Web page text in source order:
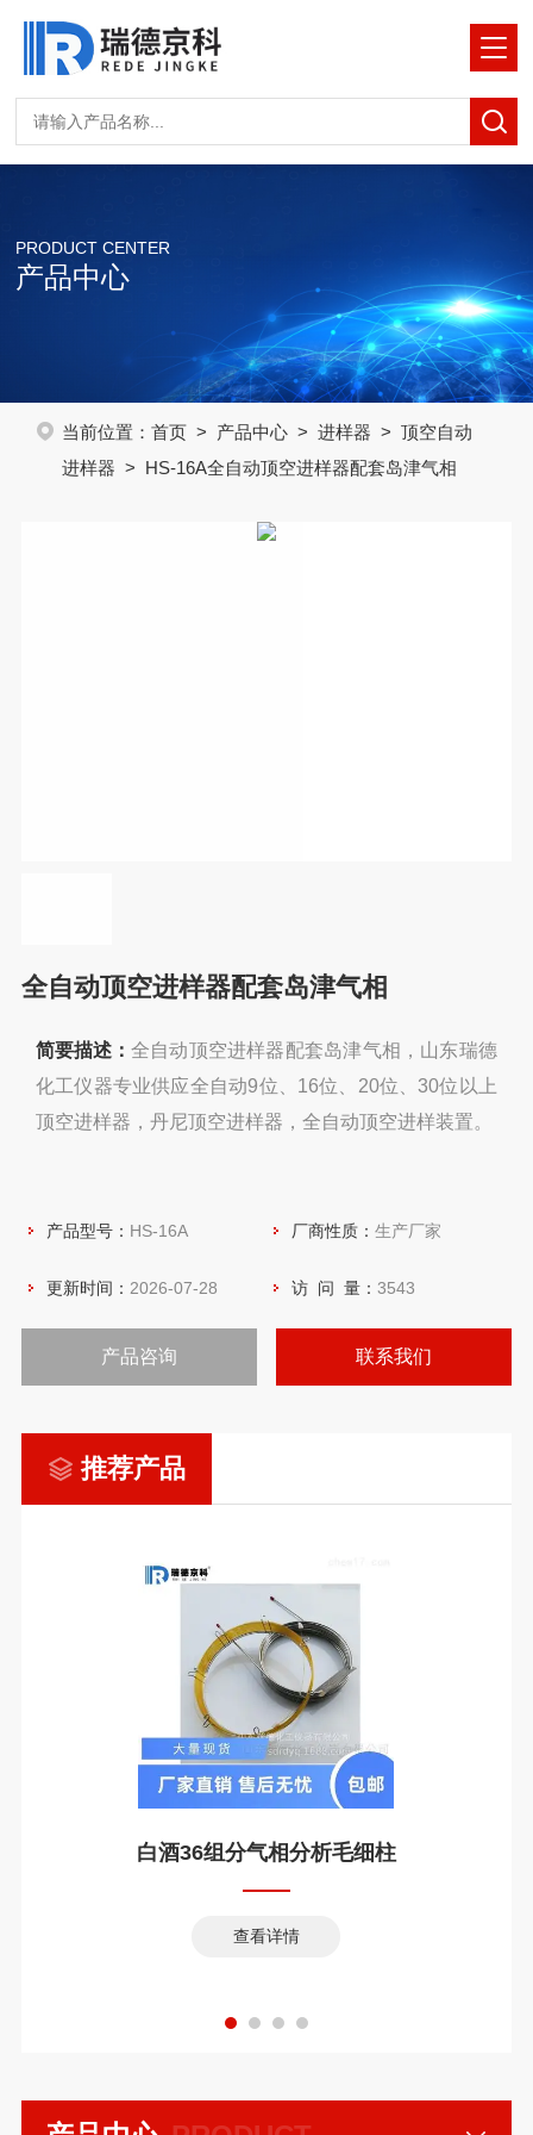
PRODUCT CENTER
产品中心
当前位置： 首页> 产品中心> 进样器 > 顶空自动
进样器 > HS-16A全自动顶空进样器配套岛津气相
全自动顶空进样器配套岛津气相
简要描述： 全自动顶空进样器配套岛津气相，山东瑞德
化工仪器专业供应全自动9位、16位、20位、30位以上
顶空进样器，丹尼顶空进样器，全自动顶空进样装置。
产品型号： HS-16A 厂商性质： 生产厂家
更新时间： 2026-07-28 访 问 量： 3543
产品咨询 联系我们
推荐产品
白酒36组分气相分析毛细柱
查看详情